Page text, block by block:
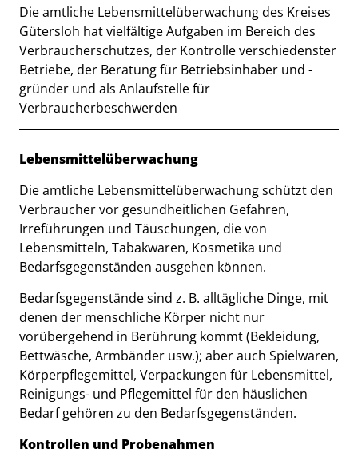
Kurzbeschreibung
Die amtliche Lebensmittelüberwachung des Kreises
Gütersloh hat vielfältige Aufgaben im Bereich des
Verbraucherschutzes, der Kontrolle verschiedenster
Betriebe, der Beratung für Betriebsinhaber und -
gründer und als Anlaufstelle für
Verbraucherbeschwerden
Beschreibung
Lebensmittelüberwachung
Die amtliche Lebensmittelüberwachung schützt den
Verbraucher vor gesundheitlichen Gefahren,
Irreführungen und Täuschungen, die von
Lebensmitteln, Tabakwaren, Kosmetika und
Bedarfsgegenständen ausgehen können.
Bedarfsgegenstände sind z. B. alltägliche Dinge, mit
denen der menschliche Körper nicht nur
vorübergehend in Berührung kommt (Bekleidung,
Bettwäsche, Armbänder usw.); aber auch Spielwaren,
Körperpflegemittel, Verpackungen für Lebensmittel,
Reinigungs- und Pflegemittel für den häuslichen
Bedarf gehören zu den Bedarfsgegenständen.
Kontrollen und Probenahmen